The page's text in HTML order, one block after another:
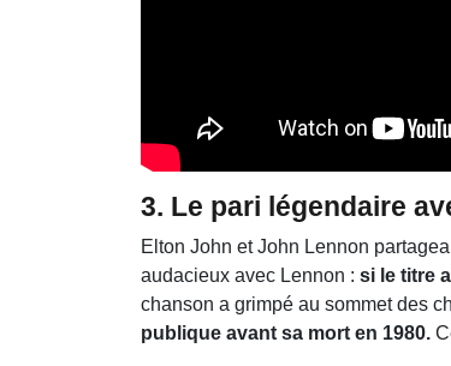
3. Le pari légendaire
Elton John et John Lennon
audacieux avec Lennon : si le titre
chanson a grimpé au sommet des
publique avant sa mort en 1980.